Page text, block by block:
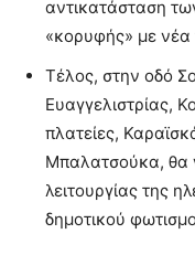
αντικατάσταση
«κορυφής» με νέα
Τέλος, στην οδό
Ευαγγελιστρίας,
πλατείες,
Μπαλατσούκα, θα
λειτουργίας της
δημοτικού